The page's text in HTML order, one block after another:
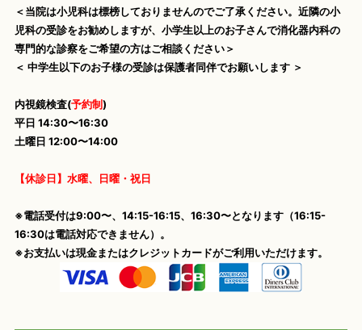
＜当院は小児科は標榜しておりませんのでご了承ください。近隣の小
児科の受診をお勧めしますが、小学生以上のお子さんで消化器内科の
専門的な診察をご希望の方はご相談ください＞
＜ 中学生以下のお子様の受診は保護者同伴でお願いします ＞
内視鏡検査(予約制)
平日 14:30〜16:30
土曜日 12:00〜14:00
【休診日】水曜、日曜・祝日
※電話受付は9:00〜、14:15-16:15、16:30〜となります（16:15-
16:30は電話対応できません）。
※お支払いは現金またはクレジットカードがご利用いただけます。